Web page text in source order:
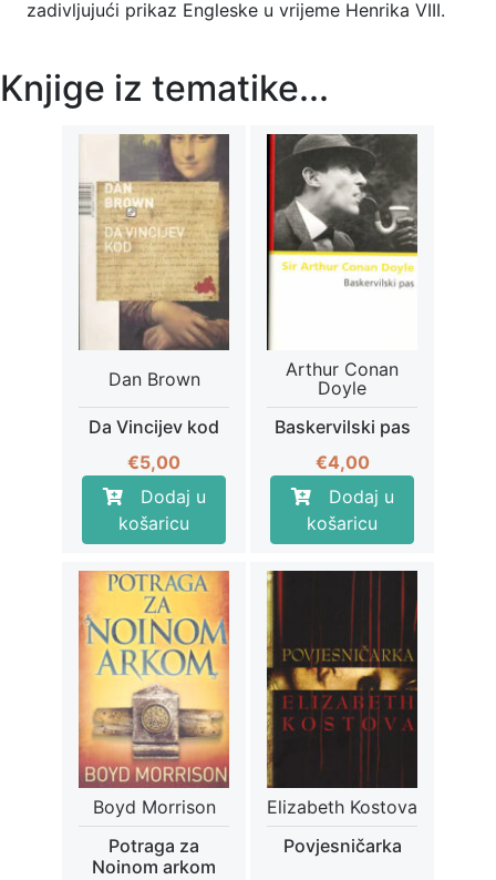
zadivljujući prikaz Engleske u vrijeme Henrika VIII.
Knjige iz tematike...
Dan Brown
Da Vincijev kod
€5,00
Dodaj u
košaricu
Arthur Conan
Doyle
Baskervilski pas
€4,00
Dodaj u
košaricu
Boyd Morrison
Potraga za
Noinom arkom
Elizabeth Kostova
Povjesničarka